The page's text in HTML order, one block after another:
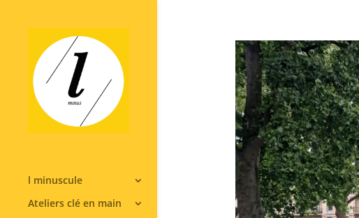
l minuscule
Ateliers clé en main